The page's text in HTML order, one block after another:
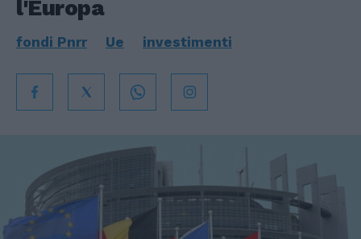
l'Europa
fondi Pnrr Ue investimenti